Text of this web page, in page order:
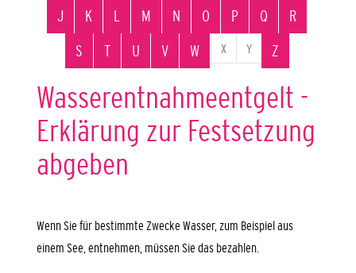
J
K L M N O P Q
R
S
T U V W X Y Z
Wasserentnahmeentgelt -
Erklärung zur Festsetzung
abgeben
Wenn Sie für bestimmte Zwecke Wasser, zum Beispiel aus
einem See, entnehmen, müssen Sie das bezahlen.